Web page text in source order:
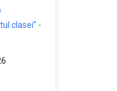
clasei” -